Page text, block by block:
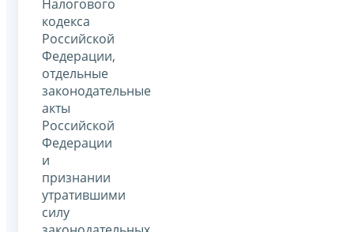
Налогового
кодекса
Российской
Федерации,
отдельные
законодательные
акты
Российской
Федерации
и
признании
утратившими
силу